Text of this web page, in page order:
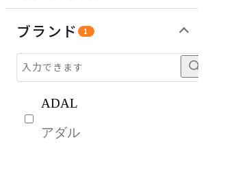
ブランド 1
ADAL
アダル